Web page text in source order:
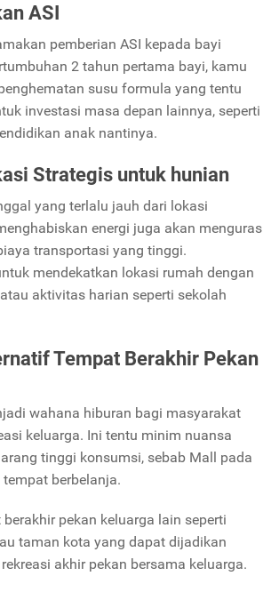
ASI
pemberian ASI kepada bayi
2 tahun pertama bayi, kamu
susu formula yang tentu
investasi masa depan lainnya, seperti
anak nantinya.
Strategis untuk hunian
yang terlalu jauh dari lokasi
energi juga akan menguras
transportasi yang tinggi.
mendekatkan lokasi rumah dengan
aktivitas harian seperti sekolah
Tempat Berakhir Pekan
wahana hiburan bagi masyarakat
keluarga. Ini tentu minim nuansa
tinggi konsumsi, sebab Mall pada
berbelanja.
pekan keluarga lain seperti
taman kota yang dapat dijadikan
akhir pekan bersama keluarga.